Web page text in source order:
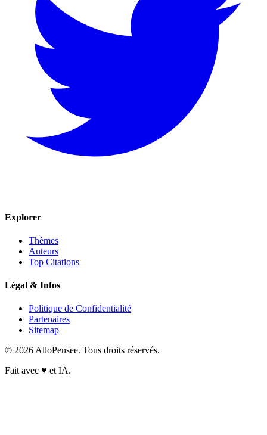
Explorer
Thèmes
Auteurs
Top Citations
Légal & Infos
Politique de Confidentialité
Partenaires
Sitemap
© 2026 AlloPensee. Tous droits réservés.
Fait avec ♥ et IA.